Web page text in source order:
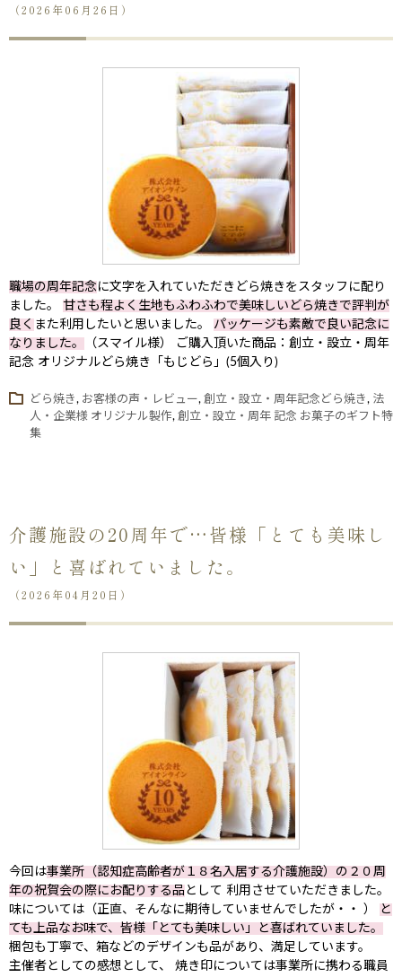
（2026年06月26日）
職場の周年記念 に文字を入れていただきどら焼きをスタッフに配り
ました。 甘さも程よく生地もふわふわで美味しいどら焼きで評判が
良く また利用したいと思いました。 パッケージも素敵で良い記念に
なりました。
（スマイル様） ご購入頂いた商品：創立・設立・周年
記念 オリジナルどら焼き「もじどら」(5個入り)
どら焼き, お客様の声・レビュー, 創立・設立・周年記念どら焼き, 法
人・企業様 オリジナル製作, 創立・設立・周年 記念 お菓子のギフト特
集
介護施設の20周年で…皆様「とても美味し
い」と喜ばれていました。
（2026年04月20日）
今回は事業所（認知症高齢者が１８名入居する介護施設）の２０周
年の祝賀会の際にお配りする品 として 利用させていただきました。
味については（正直、そんなに期待していませんでしたが・・ ）
と
ても上品なお味で、皆様「とても美味しい」と喜ばれていました。
梱包も丁寧で、箱などのデザインも品があり、満足しています。
主催者としての感想として、 焼き印については事業所に携わる職員